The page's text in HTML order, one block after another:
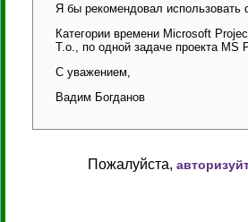
Я бы рекомендовал использовать
Категории времени Microsoft
Т.о., по одной задаче проекта MS
С уважением,
Вадим Богданов
Пожалуйста,